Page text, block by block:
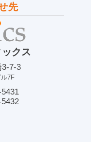
先
クス
7-3
7F